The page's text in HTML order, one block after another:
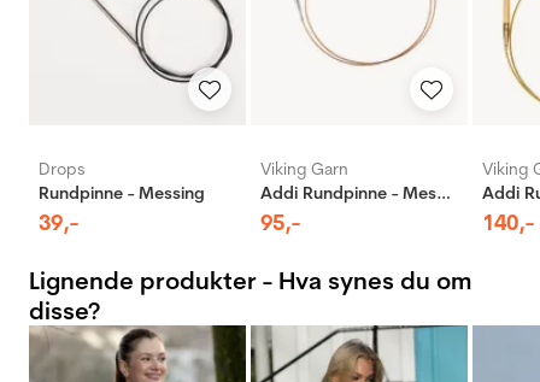
Drops
Rundpinne - Messing
39,-
Viking Garn
Addi Rundpinne - Messing
95,-
Viking
140,-
Lignende produkter - Hva synes du om
disse?